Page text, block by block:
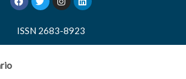
ISSN 2683-8923